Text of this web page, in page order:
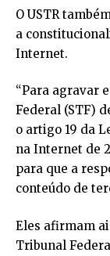
O USTR
a
Internet.
“Para agravar
Federal (STF)
o artigo 19 da
na Internet de
para que a
conteúdo de
Eles afirmam
Tribunal